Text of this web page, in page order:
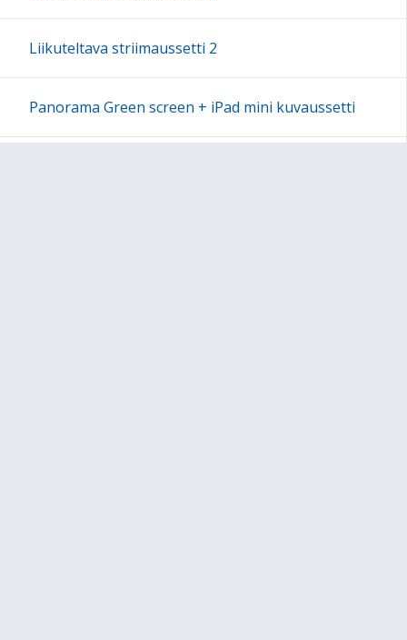
22:00
23:00
Liikuteltava striimaussetti 2
Panorama Green screen + iPad mini kuvaussetti